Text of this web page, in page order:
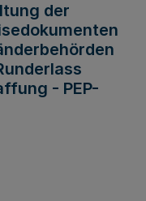
der
- PEP-